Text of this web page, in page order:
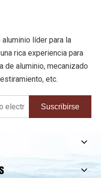
líder para la
rica experiencia para
de aluminio, mecanizado
etc.
Suscribirse